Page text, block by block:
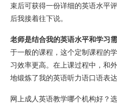
束后可获得一份详细的英语水平
后我接着往下说。
老师是结合我的英语水平和学习
于一般的课程，这个定制课程的
习效率更高。在上课过程中，和
地锻炼了我的英语听力语口语表
网上成人英语教学哪个机构好？